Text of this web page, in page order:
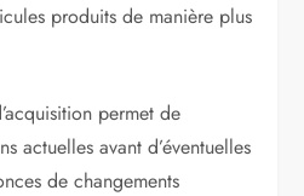
produits de manière plus
permet de
actuelles avant d’éventuelles
de changements